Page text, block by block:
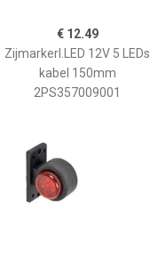
€ 12.49
Zijmarkerl.LED 12V 5 LEDs
kabel 150mm
2PS357009001